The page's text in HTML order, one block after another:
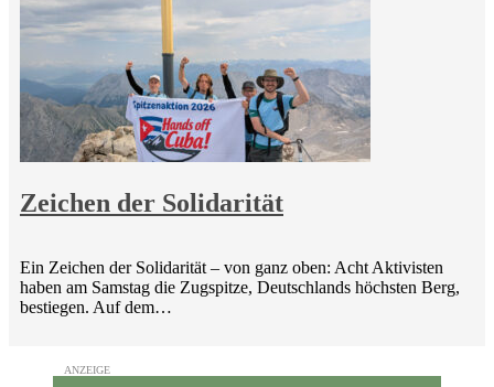
Zeichen der Solidarität
Ein Zeichen der Solidarität – von ganz oben: Acht Aktivisten
haben am Samstag die Zugspitze, Deutschlands höchsten Berg,
bestiegen. Auf dem…